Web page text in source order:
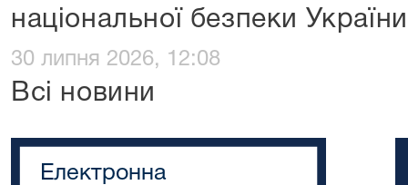
національної безпеки України
30 липня 2026, 12:08
Всі новини
Електронна